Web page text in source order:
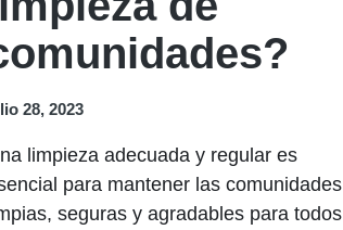
28, 2023
limpieza adecuada y regular es
para mantener las comunidades
seguras y agradables para todos